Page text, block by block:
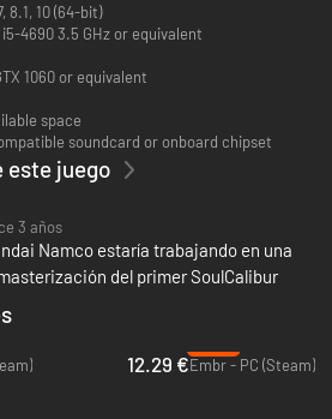
8.1, 10 (64-bit)
4690 3.5 GHz or equivalent
1060 or equivalent
space
soundcard or onboard chipset
este juego
3 años
Namco estaría trabajando en una
del primer SoulCalibur
12.29 €Embr - PC (Steam)